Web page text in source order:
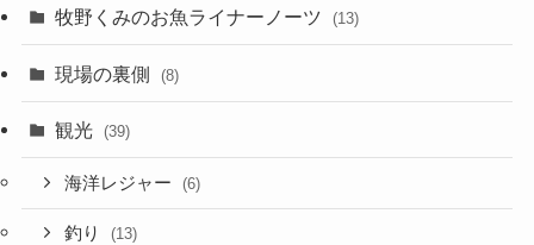
牧野くみのお魚ライナーノーツ (13)
現場の裏側 (8)
観光 (39)
海洋レジャー (6)
釣り (13)